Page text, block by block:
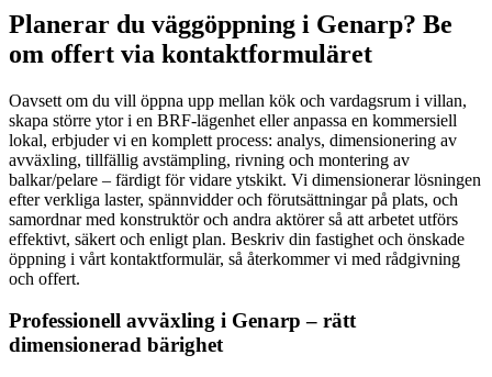
Planerar du väggöppning i Genarp? Be
om offert via kontaktformuläret
Oavsett om du vill öppna upp mellan kök och vardagsrum i villan,
skapa större ytor i en BRF-lägenhet eller anpassa en kommersiell
lokal, erbjuder vi en komplett process: analys, dimensionering av
avväxling, tillfällig avstämpling, rivning och montering av
balkar/pelare – färdigt för vidare ytskikt. Vi dimensionerar lösningen
efter verkliga laster, spännvidder och förutsättningar på plats, och
samordnar med konstruktör och andra aktörer så att arbetet utförs
effektivt, säkert och enligt plan. Beskriv din fastighet och önskade
öppning i vårt kontaktformulär, så återkommer vi med rådgivning
och offert.
Professionell avväxling i Genarp – rätt
dimensionerad bärighet